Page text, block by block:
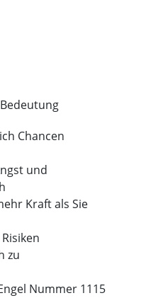
Chancen
und
Kraft als Sie
zu
Nummer 1115